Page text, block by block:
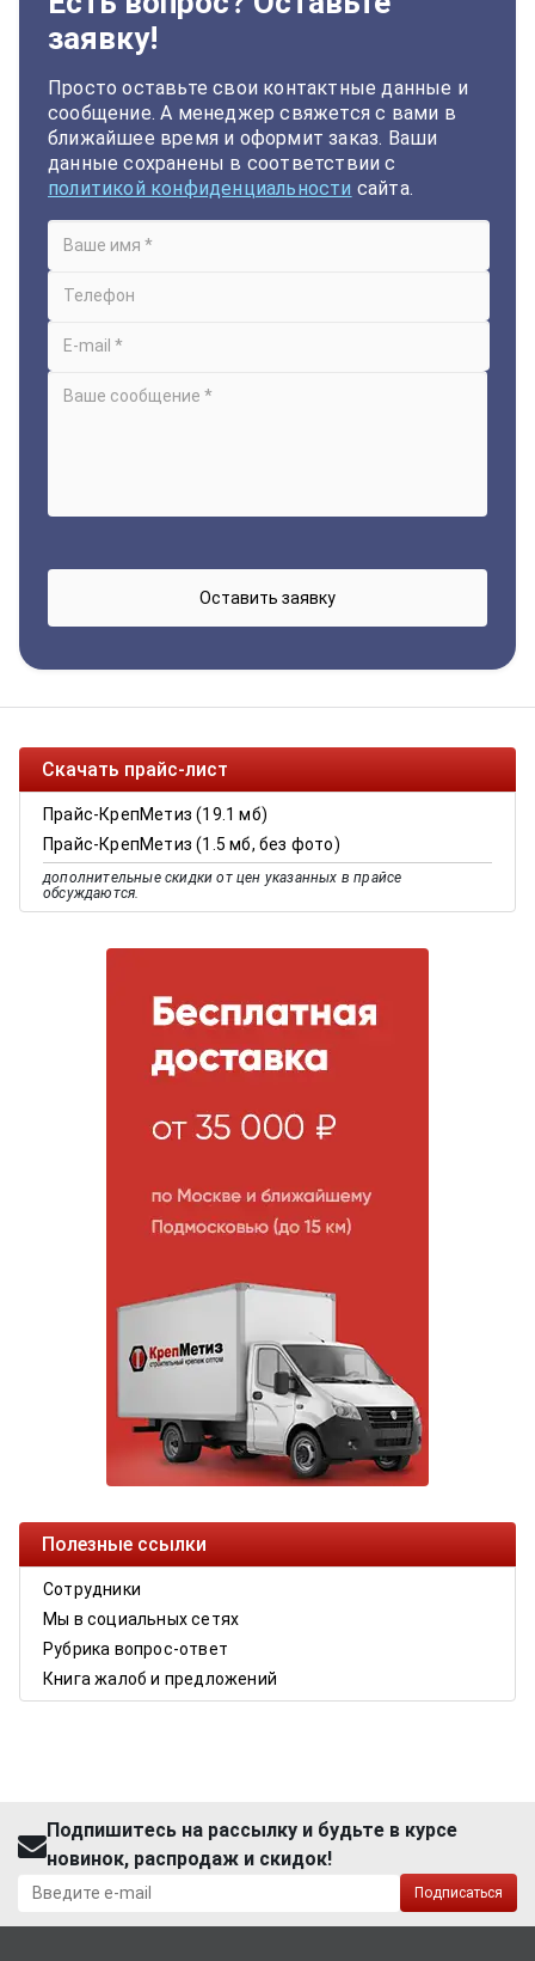
заявку!
Просто оставьте свои контактные данные и
сообщение. А менеджер свяжется с вами в
ближайшее время и оформит заказ. Ваши
данные сохранены в соответствии с
политикой конфиденциальности сайта.
Скачать прайс-лист
Прайс-КрепМетиз (19.1 мб)
Прайс-КрепМетиз (1.5 мб, без фото)
дополнительные скидки от цен указанных в прайсе
обсуждаются.
Полезные ссылки
Сотрудники
Мы в социальных сетях
Рубрика вопрос-ответ
Книга жалоб и предложений
Подпишитесь на рассылку и будьте в курсе
новинок, распродаж и скидок!
Подписаться